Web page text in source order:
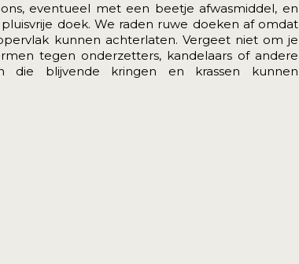
eventueel met een beetje afwasmiddel, en
doek. We raden ruwe doeken af omdat
kunnen achterlaten. Vergeet niet om je
tegen onderzetters, kandelaars of andere
die blijvende kringen en krassen kunnen